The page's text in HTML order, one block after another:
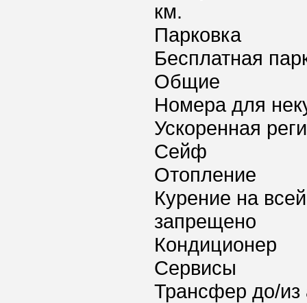
км.
Парковка
Бесплатная
Общие
Номера для
Ускоренная
Сейф
Отопление
Курение на
запрещено
Кондиционер
Сервисы
Трансфер до/из